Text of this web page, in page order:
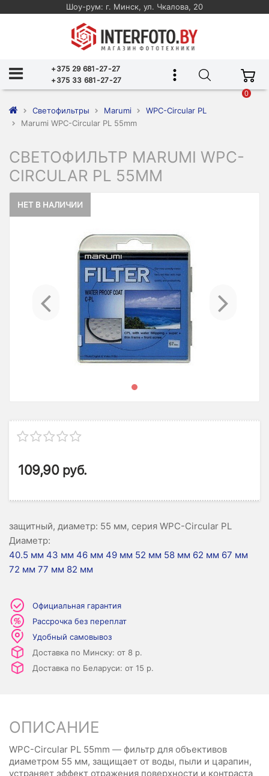
Шоу-рум: г. Минск, ул. Чкалова, 20
+375 29 681-27-27
+375 33 681-27-27
0
Светофильтры Marumi
WPC-Circular PL
Marumi WPC-Circular PL 55mm
СВЕТОФИЛЬТР MARUMI WPC-
CIRCULAR PL 55MM
НЕТ В НАЛИЧИИ
Previous
109,90 руб.
защитный, диаметр: 55 мм, серия WPC-Circular PL
Диаметр:
40.5 мм 43 мм 46 мм 49 мм 52 мм 58 мм 62 мм 67 мм
72 мм 77 мм 82 мм
Официальная гарантия
Рассрочка без переплат
Удобный самовывоз
Доставка по Минску: от 8 р.
Доставка по Беларуси: от 15 р.
ОПИСАНИЕ
WPC-Circular PL 55mm — фильтр для объективов
диаметром 55 мм, защищает от воды, пыли и царапин,
устраняет эффект отражения поверхности и контраста